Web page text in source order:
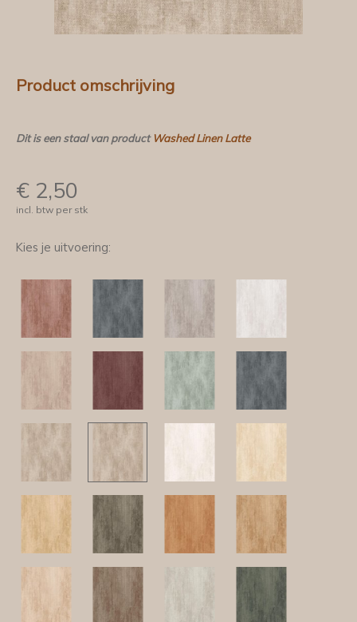
Product omschrijving
Dit is een staal van productWashed Linen Latte
€ 2,50
incl. btw per stk
Kies je uitvoering: